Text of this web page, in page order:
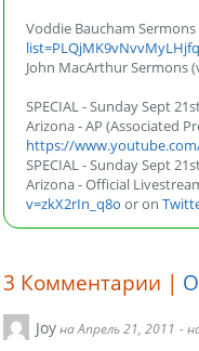
Voddie Baucham Sermons
John MacArthur Sermons
SPECIAL - Sunday Sept
Arizona - AP (Associated
https://
SPECIAL - Sunday Sept
Arizona - Official
v=zkX2rIn_q8o or on
3 Комментарии |
Joyна Апрель 21, 2011 -